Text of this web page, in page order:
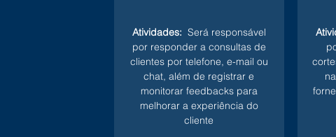
Atividades: Será responsável
por responder a consultas de
clientes por telefone, e-mail ou
chat, além de registrar e
monitorar feedbacks para
melhorar a experiência do
cliente